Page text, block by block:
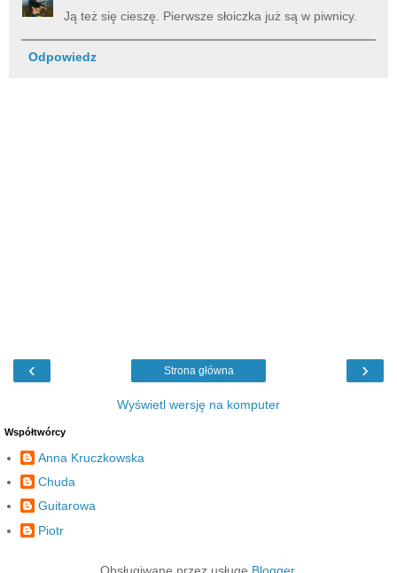
Ją też się cieszę. Pierwsze słoiczka już są w piwnicy.
Odpowiedz
‹ ›
Strona główna
Wyświetl wersję na komputer
Współtwórcy
Anna Kruczkowska
Chuda
Guitarowa
Piotr